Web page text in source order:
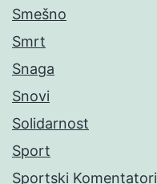
Smešno
Smrt
Snaga
Snovi
Solidarnost
Sport
Sportski Komentatori